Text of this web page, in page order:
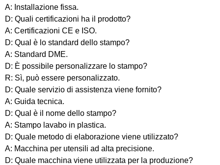
A: Installazione fissa.
D: Quali certificazioni ha il prodotto?
A: Certificazioni CE e ISO.
D: Qual è lo standard dello stampo?
A: Standard DME.
D: È possibile personalizzare lo stampo?
R: Sì, può essere personalizzato.
D: Quale servizio di assistenza viene fornito?
A: Guida tecnica.
D: Qual è il nome dello stampo?
A: Stampo lavabo in plastica.
D: Quale metodo di elaborazione viene utilizzato?
A: Macchina per utensili ad alta precisione.
D: Quale macchina viene utilizzata per la produzione?